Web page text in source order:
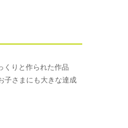
くりと作られた作品
子さまにも大きな達成